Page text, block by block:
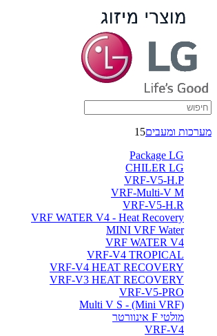
מערכות ומעבים15
Package LG
CHILER LG
VRF-V5-H.P
VRF-Multi-V M
VRF-V5-H.R
VRF WATER V4 - Heat Recovery
MINI VRF Water
VRF WATER V4
VRF-V4 TROPICAL
VRF-V4 HEAT RECOVERY
VRF-V3 HEAT RECOVERY
VRF-V5-PRO
(Multi V S - (Mini VRF
מולטי F אינוורטר
VRF-V4